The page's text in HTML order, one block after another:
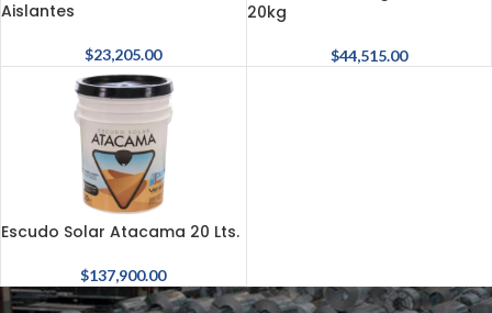
Aislantes
$23,205.00
20kg
$44,515.00
Escudo Solar Atacama 20 Lts.
$137,900.00